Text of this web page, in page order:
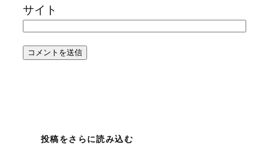
サイト
投稿をさらに読み込む